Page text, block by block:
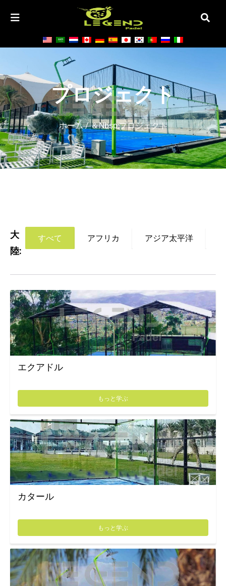
プロジェクト
ホーム/ ＆nbsp;プロジェクト
大
陸:
すべて アフリカ アジア太平洋
エクアドル
もっと学ぶ
カタール
もっと学ぶ